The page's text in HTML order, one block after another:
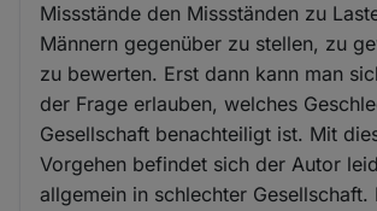
Missstände den Missständen zu
Männern gegenüber zu stellen, zu
zu bewerten. Erst dann kann man
der Frage erlauben, welches
Gesellschaft benachteiligt ist. Mit
Vorgehen befindet sich der Autor
allgemein in schlechter Gesellschaft.